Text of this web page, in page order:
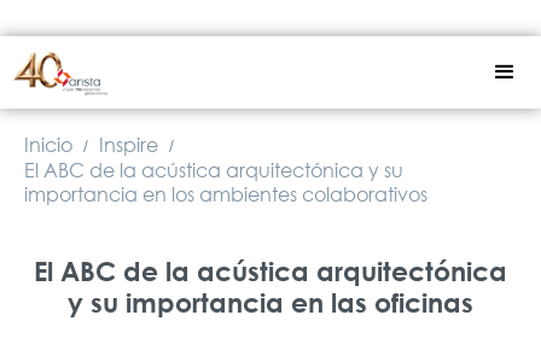
Inicio / Inspire /
El ABC de la acústica arquitectónica y su
importancia en los ambientes colaborativos
El ABC de la acústica arquitectónica
y su importancia en las oficinas